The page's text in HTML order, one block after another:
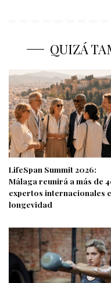
QUIZÁ
LifeSpan Summit 2026:
Málaga reunirá a más de
expertos internacionales
longevidad